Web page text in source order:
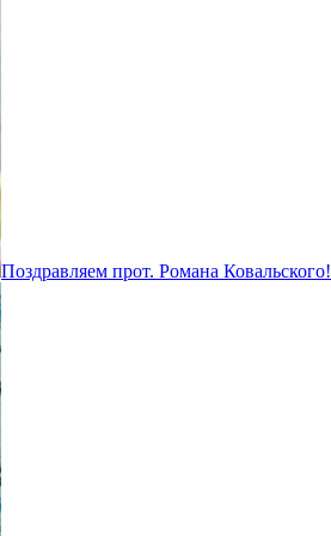
Поздравляем прот. Романа Ковальского!